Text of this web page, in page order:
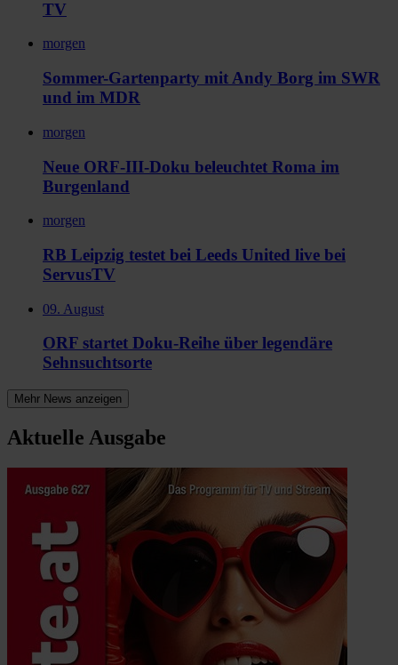
TV
morgen
Sommer-Gartenparty mit Andy Borg im SWR
und im MDR
morgen
Neue ORF-III-Doku beleuchtet Roma im
Burgenland
morgen
RB Leipzig testet bei Leeds United live bei
ServusTV
09. August
ORF startet Doku-Reihe über legendäre
Sehnsuchtsorte
Mehr News anzeigen
Aktuelle Ausgabe